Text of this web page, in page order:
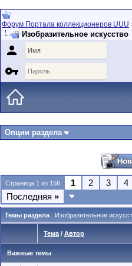
Форум Портала коллекционеров UUU
Изобразительное искусство


Опции раздела
Страница 1 из 156 1 2 3 4
Последняя »
Темы раздела : Изобразительное
Тема / Автор
Важные темы